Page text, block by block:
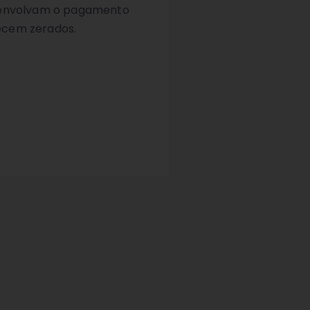
o pagamento
zerados.